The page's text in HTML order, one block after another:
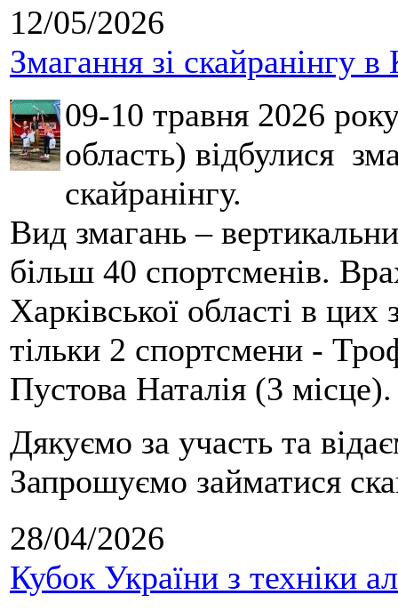
12/05/2026
Змагання зі скайранінгу в
09-10 травня 2026
область) відбулися
скайранінгу.
Вид змагань –
більш 40 спортсменів.
Харківської області в
тільки 2 спортсмени -
Пустова Наталія (3 місце).
Дякуємо за участь та
Запрошуємо займатися
28/04/2026
Кубок України з техніки